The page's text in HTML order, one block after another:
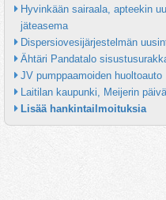
Hyvinkään sairaala, apteekin
jäteasema
Dispersiovesijärjestelmän
Ähtäri Pandatalo
JV pumppaamoiden huoltoauto
Laitilan kaupunki, Meijerin
Lisää hankintailmoituksia